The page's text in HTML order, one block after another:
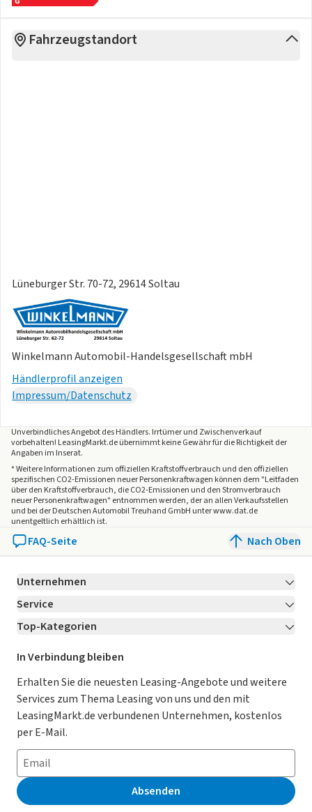
Fahrzeugstandort
Lüneburger Str. 70-72, 29614 Soltau
Winkelmann Automobil-Handelsgesellschaft mbH
Händlerprofil anzeigen
Impressum/Datenschutz
Unverbindliches Angebot desHändlers. Irrtümer und Zwischenverkauf
vorbehalten! LeasingMarkt.de übernimmt keine Gewähr für die Richtigkeit der
Angaben im Inserat.
* Weitere Informationen zum offiziellen Kraftstoffverbrauch und den offiziellen
spezifischen CO2-Emissionen neuer Personenkraftwagen können dem "Leitfaden
über den Kraftstoffverbrauch, die CO2-Emissionen und den Stromverbrauch
neuer Personenkraftwagen" entnommen werden, der an allen Verkaufsstellen
und bei der Deutschen Automobil Treuhand GmbH unter www.dat.de
unentgeltlich erhältlich ist.
FAQ-Seite Nach Oben
Unternehmen
Über LeasingMarkt.de
Karriere Jetzt bewerben!
Für Händler
Kooperation mit AutoScout24
AGB
Datenschutz
Impressum
Erklärung zur Barrierefreiheit
Presse
Service
Kontakt
Ratgeber
Magazin
Datenschutz-Einstellungen
So funktioniert’s
Häufig gestellte Fragen
Leasing-Lexikon
Auto-Tests
Top-Kategorien
Leasing Deals
Gebrauchtwagen Leasing
Leasing ohne Anzahlung
E-Auto Leasing
Privatleasing
Leasing-Vergleiche
Herstellerverzeichnis
In Verbindung bleiben
Erhalten Sie die neuesten Leasing-Angebote und weitere
Services zum Thema Leasing von uns und den mit
LeasingMarkt.de verbundenen Unternehmen, kostenlos
per E-Mail.
Absenden